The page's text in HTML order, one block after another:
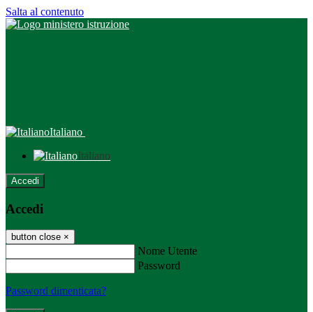
Salta al contenuto
Italiano
Italiano
Accedi
Accedi
button close ×
Nome Utente
Password
Password dimenticata?